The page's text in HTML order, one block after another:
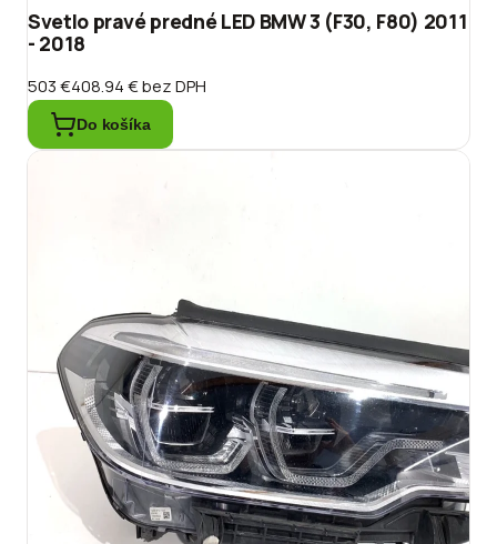
Svetlo pravé predné LED BMW 3 (F30, F80) 2011
- 2018
503 €408.94 €bez DPH
Do košíka